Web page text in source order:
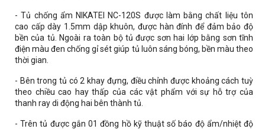
- Tủ chống ẩm NIKATEI NC-120S được làm bằng chất liệu tôn
cao cấp dày 1.5mm dập khuôn, được hàn đính để đảm bảo độ
bền của tủ. Ngoài ra toàn bộ tủ được sơn hai lớp bằng sơn tĩnh
điện màu đen chống gỉ sét giúp tủ luôn sáng bóng, bền màu theo
thời gian.
- Bên trong tủ có 2 khay đựng, điều chỉnh được khoảng cách tuỳ
theo chiều cao hay thấp của các vật phẩm với sự hỗ trợ của
thanh ray di động hai bên thành tủ.
- Trên tủ được gắn 01 đồng hồ kỹ thuật số báo độ ẩm/nhiệt độ